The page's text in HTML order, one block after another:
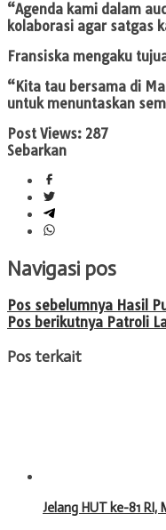
“Agenda kami dalam
kolaborasi agar satgas
Fransiska mengaku
“Kita tau bersama di
untuk menuntaskan
Post Views: 287
Sebarkan
Navigasi pos
Pos sebelumnya Hasil
Pos berikutnya Patroli
Pos terkait
Jelang HUT ke-81